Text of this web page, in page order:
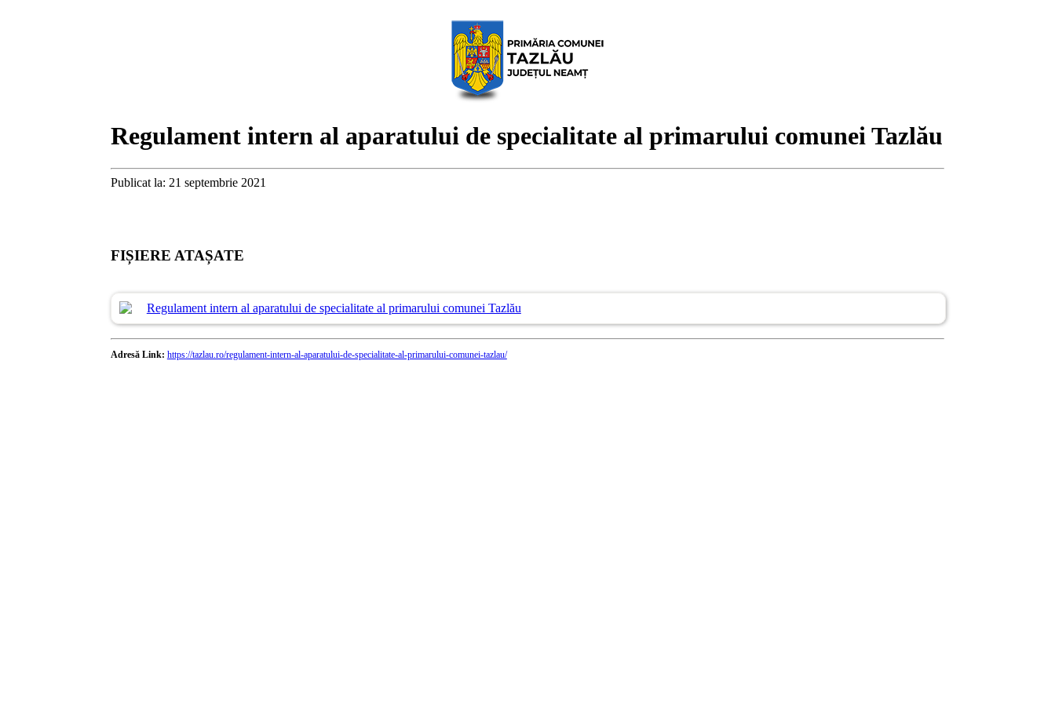
Regulament intern al aparatului de specialitate al primarului comunei Tazlău
Publicat la: 21 septembrie 2021
FIȘIERE ATAȘATE
Regulament intern al aparatului de specialitate al primarului comunei Tazlău
Adresă Link: https://tazlau.ro/regulament-intern-al-aparatului-de-specialitate-al-primarului-comunei-tazlau/